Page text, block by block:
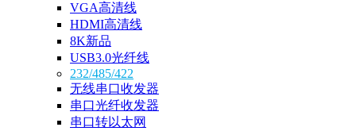
VGA高清线
HDMI高清线
8K新品
USB3.0光纤线
232/485/422
无线串口收发器
串口光纤收发器
串口转以太网